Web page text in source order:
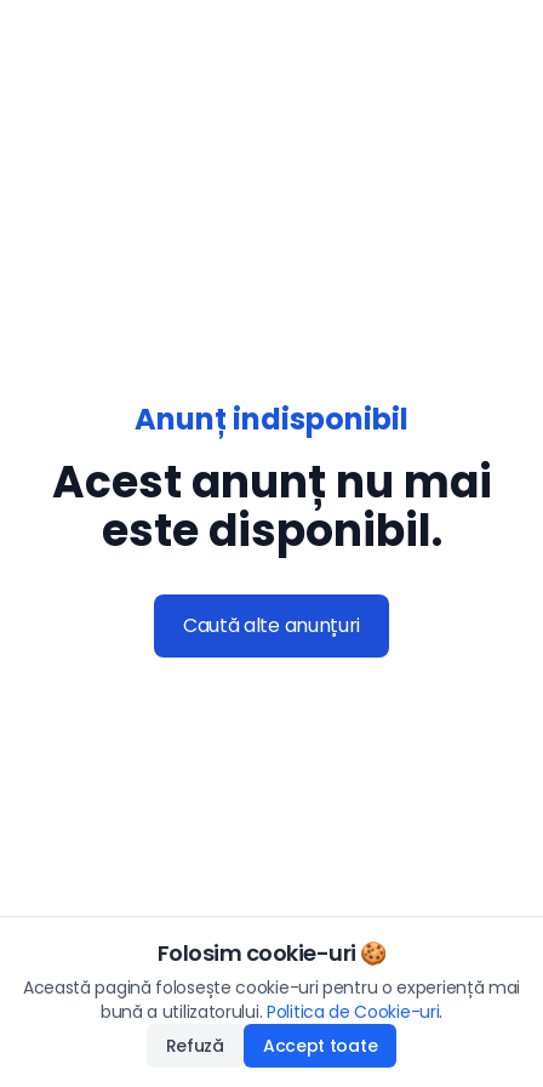
Anunț indisponibil
Acest anunț nu mai
este disponibil.
Caută alte anunțuri
Folosim cookie-uri 🍪
Această pagină folosește cookie-uri pentru o experiență mai
bună a utilizatorului. Politica de Cookie-uri.
Refuză
Accept toate